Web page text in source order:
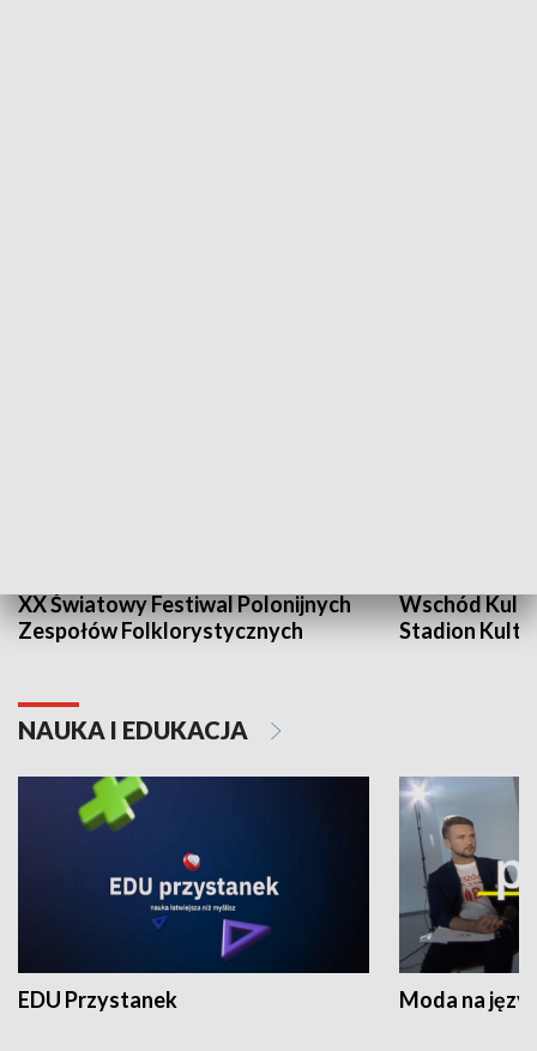
XX Światowy Festiwal Polonijnych
Zespołów Folklorystycznych
Wschód
Stadion
NAUKA I EDUKACJA
EDU Przystanek Moda na